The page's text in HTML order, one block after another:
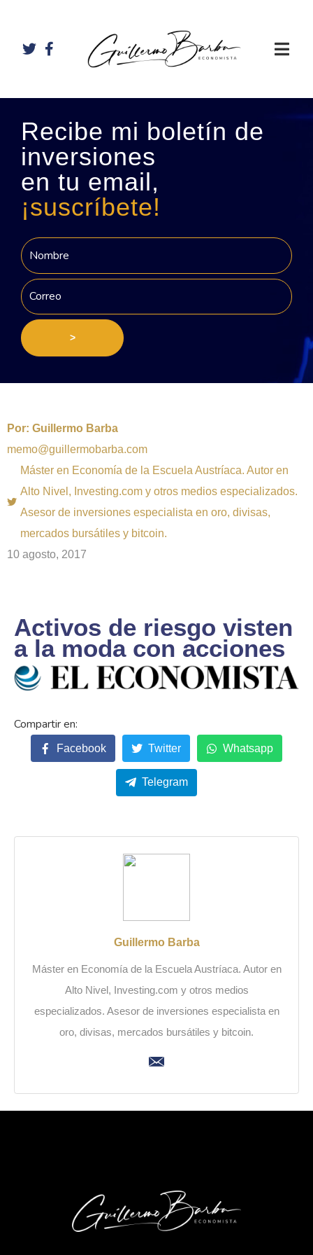
Recibe mi boletín de
inversiones
en tu email,
¡suscríbete!
>
Por: Guillermo Barba
memo@guillermobarba.com
Máster en Economía de la Escuela Austríaca. Autor en
Alto Nivel, Investing.com y otros medios especializados.
Asesor de inversiones especialista en oro, divisas,
mercados bursátiles y bitcoin.
10 agosto, 2017
Activos de riesgo visten
a la moda con acciones
Facebook Twitter Whatsapp
Telegram
Guillermo Barba
Máster en Economía de la Escuela Austríaca. Autor en
Alto Nivel, Investing.com y otros medios
especializados. Asesor de inversiones especialista en
oro, divisas, mercados bursátiles y bitcoin.